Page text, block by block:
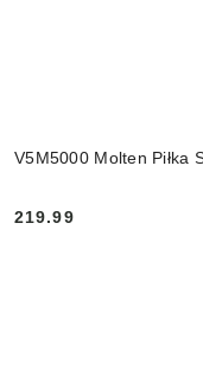
V5M5000 Molten Piłka
Cena:
219.99